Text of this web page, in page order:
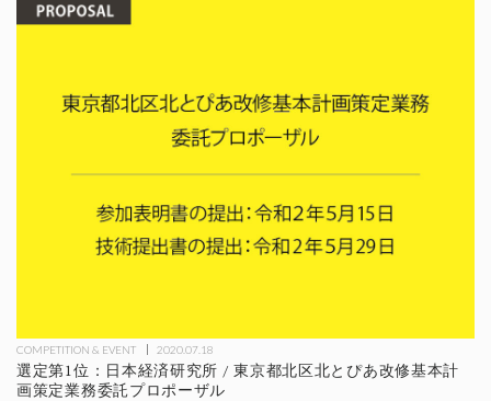
COMPETITION & EVENT 2020.07.18
選定第1位：日本経済研究所 / 東京都北区北とぴあ改修基本計
画策定業務委託プロポーザル